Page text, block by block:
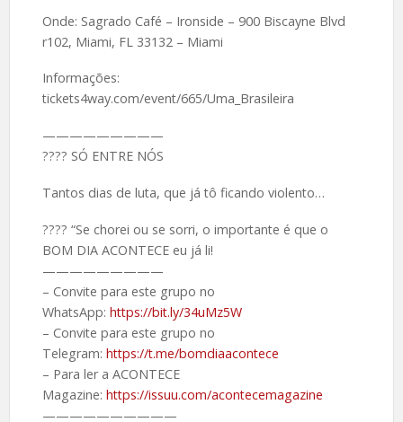
Onde: Sagrado Café – Ironside – 900 Biscayne Blvd
r102, Miami, FL 33132 – Miami
Informações:
tickets4way.com/event/665/Uma_Brasileira
—————————
???? SÓ ENTRE NÓS
Tantos dias de luta, que já tô ficando violento…
???? “Se chorei ou se sorri, o importante é que o
BOM DIA ACONTECE eu já li!
—————————
– Convite para este grupo no
WhatsApp: https://bit.ly/34uMz5W
– Convite para este grupo no
Telegram: https://t.me/bomdiaacontece
– Para ler a ACONTECE
Magazine: https://issuu.com/acontecemagazine
——————————